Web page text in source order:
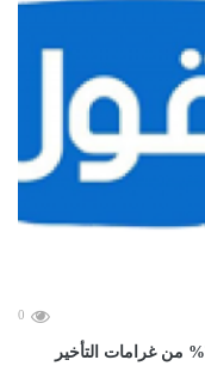
0
وزير الإسكان: منح تيسيرات بالإعفاء بنسبة ٧٠% من غرامات التأخير